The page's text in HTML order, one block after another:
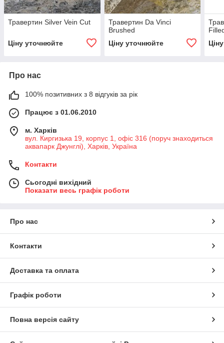
Травертин Silver Vein Cut
Ціну уточнюйте
Травертин Da Vinci
Brushed
Ціну уточнюйте
Про нас
100% позитивних з 8 відгуків за рік
Працює з 01.06.2010
м. Харків
вул. Киргизька 19, корпус 1, офіс 316 (поруч знаходиться
аквапарк Джунглі), Харків, Україна
Контакти
Сьогодні вихідний
Показати весь графік роботи
Про нас
Контакти
Доставка та оплата
Графік роботи
Повна версія сайту